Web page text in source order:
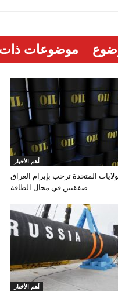
موضوعات
أهم الأخبار
المتحدة ترحب بإبرام العراق
صفقتين في مجال الطاقة
أهم الأخبار